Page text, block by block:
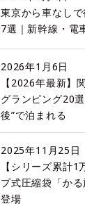
東京から車なし
7選｜新幹線・電
2026年1月6日
【2026年最新】
グランピング20
後”で泊まれる
2025年11月25日
【シリーズ累計
プ式圧縮袋「か
登場